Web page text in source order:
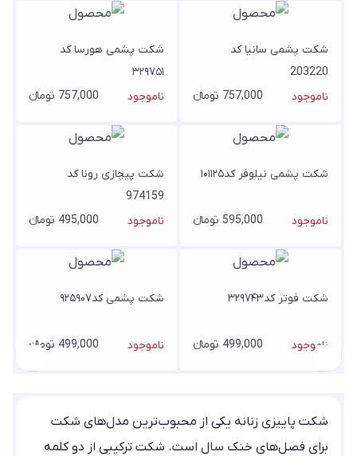
شکت پشمی سانیا کد
203220
ناموجود
757,000 تومانء
شکت پشمی هورسا کد
۳۲۹۷۵۱
ناموجود
757,000 تومانء
شکت پشمی نیلوفر کد۱۰۱۱۲۵
ناموجود 595,000 تومانء
شکت پیچازی رونا کد
974159
ناموجود
495,000 تومانء
شکت فوتر کد۳۲۹۷۴۳
ناموجود 499,000 تومانء
شکت پشمی کد۹۲۵۹۰۷
ناموجود 499,000 تومانء
شکت پاییزی زنانه یکی از محبوب‌ترین مدل‌های شکت
برای فصل‌های خنک سال است. شکت ترکیبی از دو کلمه